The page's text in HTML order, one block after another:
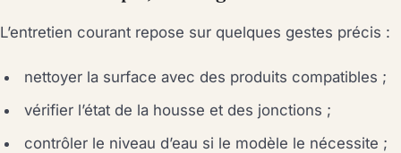
L’entretien courant repose sur quelques gestes précis :
nettoyer la surface avec des produits compatibles ;
vérifier l’état de la housse et des jonctions ;
contrôler le niveau d’eau si le modèle le nécessite ;